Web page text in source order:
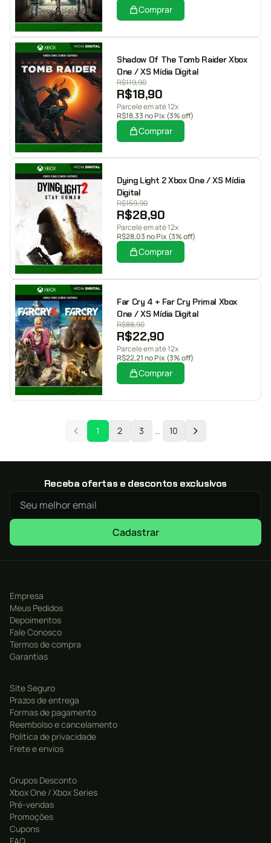
Comprar
Shadow Of The Tomb Raider Xbox
One / XS Mídia Digital
R$119,90
R$18,90
Parcele em até 12x
R$18,33no Pix (3% off)
Comprar
Dying Light 2 Xbox One / XS Mídia
Digital
R$159,90
R$28,90
Parcele em até 12x
R$28,03no Pix (3% off)
Comprar
Far Cry 4 + Far Cry Primal Xbox
One / XS Mídia Digital
R$88,90
R$22,90
Parcele em até 12x
R$22,21no Pix (3% off)
Comprar
1 2 3 … 10
Receba ofertas e descontos exclusivos
Cadastrar
Empresa
Meus Pedidos
Depoimentos
Fale Conosco
Termos de compra
Garantias
Site Seguro
Prazos de entrega
Formas de pagamento
Reembolso e cancelamento
Politica de privacidade
Frete e envíos
Grupos Desconto
Xbox One / Xbox Series
Pré-vendas
Promoções
Cupons